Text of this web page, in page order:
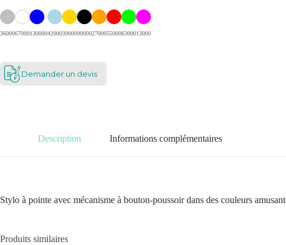
360006700013000042000390009000027000550006300013000
Demander un devis
Description Informations complémentaires
Stylo à pointe avec mécanisme à bouton-poussoir dans des couleurs
Produits similaires